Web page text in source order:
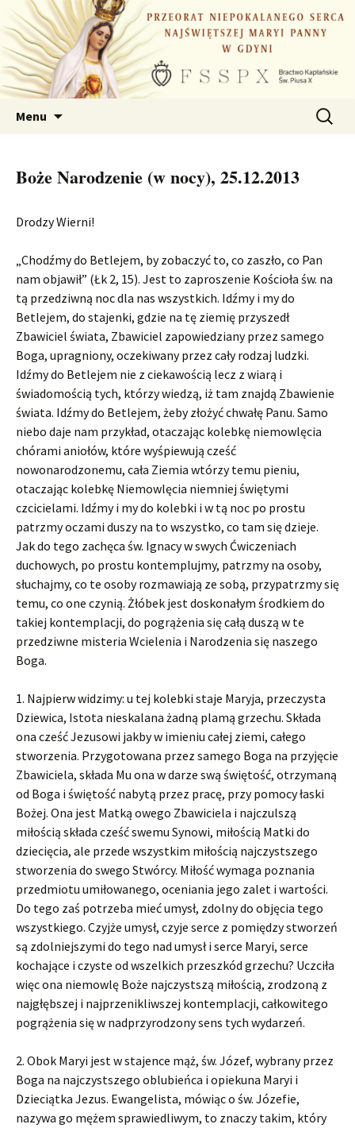
Przejdź
do
treści
Menu Szukaj:
Boże Narodzenie (w nocy), 25.12.2013
Drodzy Wierni!
„Chodźmy do Betlejem, by zobaczyć to, co zaszło, co Pan
nam objawił” (Łk 2, 15). Jest to zaproszenie Kościoła św. na
tą przedziwną noc dla nas wszystkich. Idźmy i my do
Betlejem, do stajenki, gdzie na tę ziemię przyszedł
Zbawiciel świata, Zbawiciel zapowiedziany przez samego
Boga, upragniony, oczekiwany przez cały rodzaj ludzki.
Idźmy do Betlejem nie z ciekawością lecz z wiarą i
świadomością tych, którzy wiedzą, iż tam znajdą Zbawienie
świata. Idźmy do Betlejem, żeby złożyć chwałę Panu. Samo
niebo daje nam przykład, otaczając kolebkę niemowlęcia
chórami aniołów, które wyśpiewują cześć
nowonarodzonemu, cała Ziemia wtórzy temu pieniu,
otaczając kolebkę Niemowlęcia niemniej świętymi
czcicielami. Idźmy i my do kolebki i w tą noc po prostu
patrzmy oczami duszy na to wszystko, co tam się dzieje.
Jak do tego zachęca św. Ignacy w swych Ćwiczeniach
duchowych, po prostu kontemplujmy, patrzmy na osoby,
słuchajmy, co te osoby rozmawiają ze sobą, przypatrzmy się
temu, co one czynią. Żłóbek jest doskonałym środkiem do
takiej kontemplacji, do pogrążenia się całą duszą w te
przedziwne misteria Wcielenia i Narodzenia się naszego
Boga.
1. Najpierw widzimy: u tej kolebki staje Maryja, przeczysta
Dziewica, Istota nieskalana żadną plamą grzechu. Składa
ona cześć Jezusowi jakby w imieniu całej ziemi, całego
stworzenia. Przygotowana przez samego Boga na przyjęcie
Zbawiciela, składa Mu ona w darze swą świętość, otrzymaną
od Boga i świętość nabytą przez pracę, przy pomocy łaski
Bożej. Ona jest Matką owego Zbawiciela i najczulszą
miłością składa cześć swemu Synowi, miłością Matki do
dziecięcia, ale przede wszystkim miłością najczystszego
stworzenia do swego Stwórcy. Miłość wymaga poznania
przedmiotu umiłowanego, oceniania jego zalet i wartości.
Do tego zaś potrzeba mieć umysł, zdolny do objęcia tego
wszystkiego. Czyjże umysł, czyje serce z pomiędzy stworzeń
są zdolniejszymi do tego nad umysł i serce Maryi, serce
kochające i czyste od wszelkich przeszkód grzechu? Uczciła
więc ona niemowlę Boże najczystszą miłością, zrodzoną z
najgłębszej i najprzenikliwszej kontemplacji, całkowitego
pogrążenia się w nadprzyrodzony sens tych wydarzeń.
2. Obok Maryi jest w stajence mąż, św. Józef, wybrany przez
Boga na najczystszego oblubieńca i opiekuna Maryi i
Dzieciątka Jezus. Ewangelista, mówiąc o św. Józefie,
nazywa go mężem sprawiedliwym, to znaczy takim, który